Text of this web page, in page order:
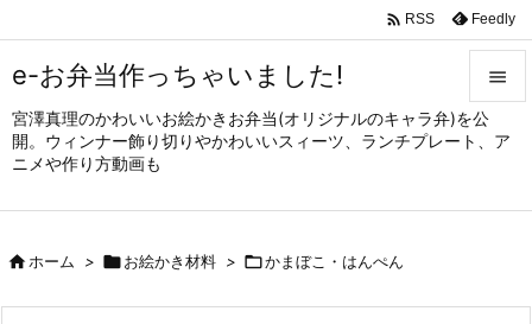
e-お弁当作っちゃいました!
宮澤真理のかわいいお絵かきお弁当(オリジナルのキャラ弁)を公
開。ウィンナー飾り切りやかわいいスィーツ、ランチプレート、ア
ニメや作り方動画も


メニュ
サイド

 RSS Feedly
ホーム > お絵かき材料 > かまぼこ・はんぺん